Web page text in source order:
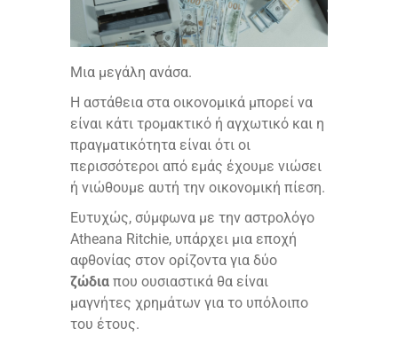
Μια μεγάλη ανάσα.
H αστάθεια στα οικονομικά μπορεί να
είναι κάτι τρομακτικό ή αγχωτικό και η
πραγματικότητα είναι ότι οι
περισσότεροι από εμάς έχουμε νιώσει
ή νιώθουμε αυτή την οικονομική πίεση.
Ευτυχώς, σύμφωνα με την αστρολόγο
Atheana Ritchie, υπάρχει μια εποχή
αφθονίας στον ορίζοντα για δύο
ζώδια που ουσιαστικά θα είναι
μαγνήτες χρημάτων για το υπόλοιπο
του έτους.